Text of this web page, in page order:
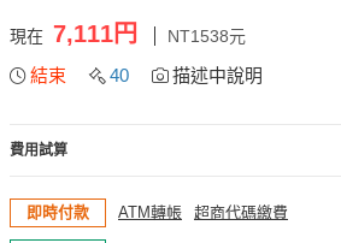
現在 7,111円 NT1538元
結束 40 描述中說明
費用試算
即時付款 ATM轉帳 超商代碼繳費